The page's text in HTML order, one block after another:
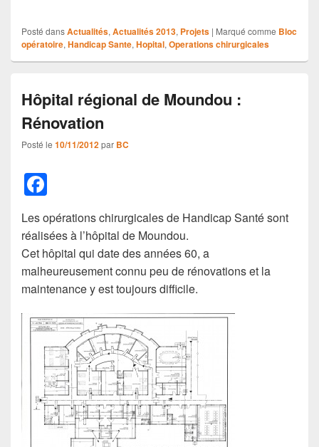
Posté dansActualités, Actualités 2013, Projets | Marqué comme Bloc
opératoire, Handicap Sante, Hopital, Operations chirurgicales
Hôpital régional de Moundou :
Rénovation
Posté le 10/11/2012par BC
a
c
e
b
o
o
k
Les opérations chirurgicales de Handicap Santé sont
réalisées à l’hôpital de Moundou.
Cet hôpital qui date des années 60, a
malheureusement connu peu de rénovations et la
maintenance y est toujours difficile.